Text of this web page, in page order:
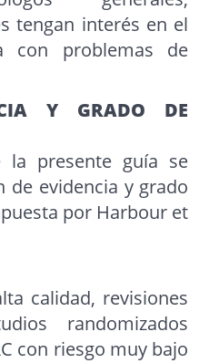
tengan interés en el
con problemas de
Y GRADO DE
la presente guía se
de evidencia y grado
por Harbour et
calidad, revisiones
randomizados
con riesgo muy bajo